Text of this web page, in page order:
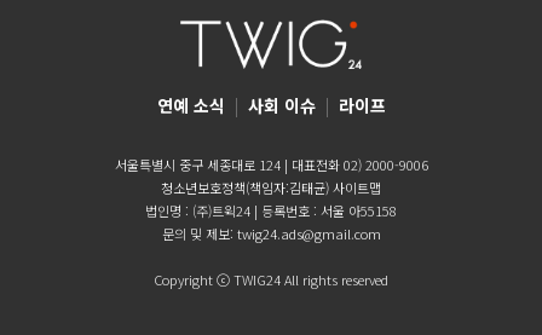
연예 소식 | 사회 이슈 | 라이프
서울특별시 중구 세종대로 124 | 대표전화 02) 2000-9006
청소년보호정책(책임자:김태균)사이트맵
법인명 : (주)트윅24 | 등록번호 : 서울 아55158
문의 및 제보: twig24.ads@gmail.com
Copyright ⓒ TWIG24 All rights reserved